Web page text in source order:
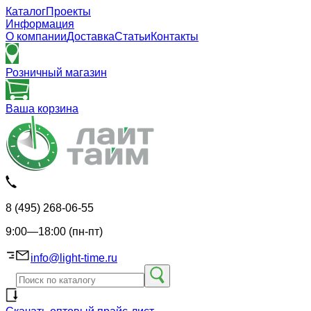
КаталогПроекты
Информация
О компанииДоставкаСтатьиКонтакты
Розничный магазин
Ваша корзина
8 (495) 268-06-55
9:00—18:00 (пн-пт)
info@light-time.ru